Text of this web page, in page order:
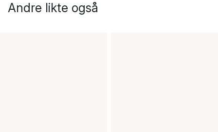
Andre likte også